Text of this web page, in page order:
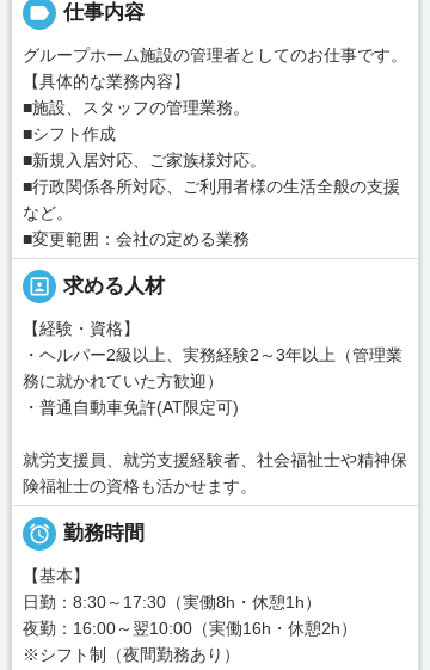
label 仕事内容
グループホーム施設の管理者としてのお仕事です。
【具体的な業務内容】
■施設、スタッフの管理業務。
■シフト作成
■新規入居対応、ご家族様対応。
■行政関係各所対応、ご利用者様の生活全般の支援
など。
■変更範囲：会社の定める業務
portrait 求める人材
【経験・資格】
・ヘルパー2級以上、実務経験2～3年以上（管理業
務に就かれていた方歓迎）
・普通自動車免許(AT限定可)
就労支援員、就労支援経験者、社会福祉士や精神保
険福祉士の資格も活かせます。
 勤務時間
【基本】
日勤：8:30～17:30（実働8h・休憩1h）
夜勤：16:00～翌10:00（実働16h・休憩2h）
※シフト制（夜間勤務あり）